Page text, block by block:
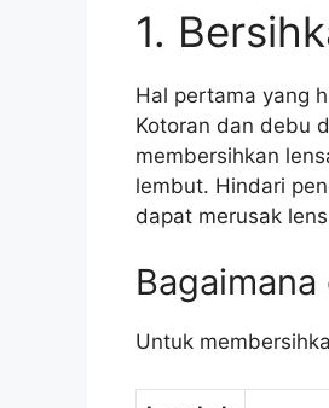
1.
Hal pertama yang
Kotoran dan debu
membersihkan
lembut. Hindari
dapat merusak
Untuk